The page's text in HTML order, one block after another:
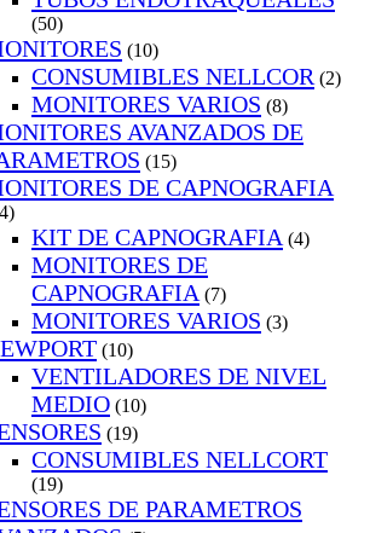
(50)
(10)
CONSUMIBLES NELLCOR (2)
MONITORES VARIOS (8)
AVANZADOS DE
(15)
DE CAPNOGRAFIA
KIT DE CAPNOGRAFIA (4)
MONITORES DE
CAPNOGRAFIA (7)
MONITORES VARIOS (3)
(10)
VENTILADORES DE NIVEL
MEDIO (10)
(19)
CONSUMIBLES NELLCORT
(19)
DE PARAMETROS